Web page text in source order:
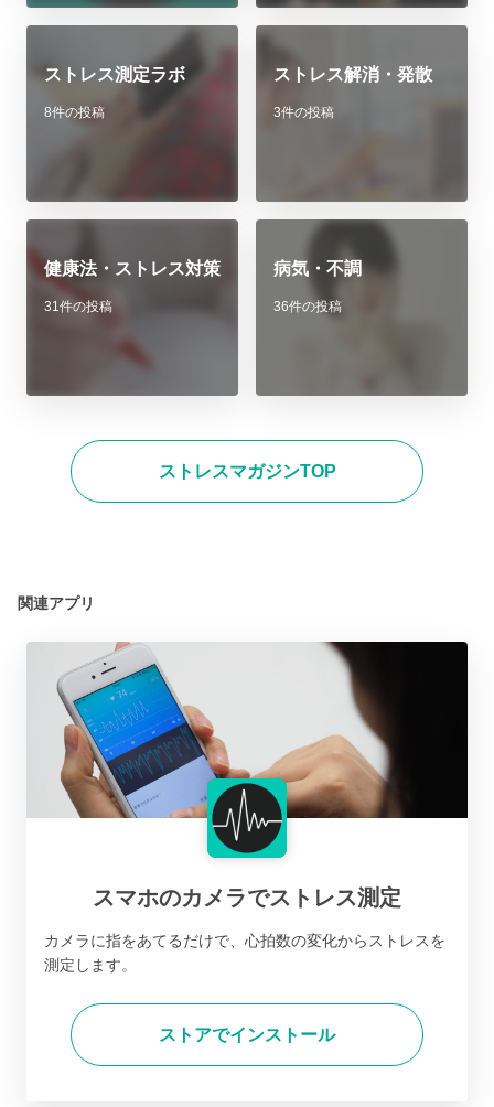
ストレス測定ラボ
8件の投稿
ストレス解消・発散
3件の投稿
健康法・ストレス対策
31件の投稿
病気・不調
36件の投稿
ストレスマガジンTOP
関連アプリ
スマホのカメラでストレス測定
カメラに指をあてるだけで、心拍数の変化からストレスを
測定します。
ストアでインストール